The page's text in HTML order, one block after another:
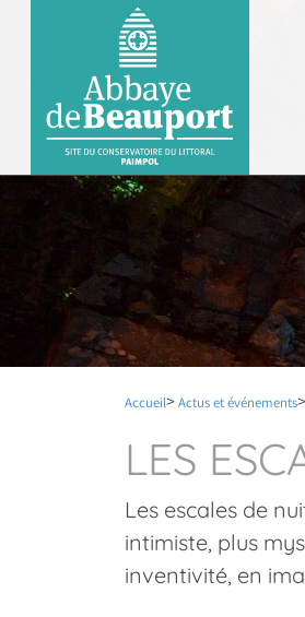
Accueil Actus et événements
LES
Les escales de
intimiste, plus
inventivité, en